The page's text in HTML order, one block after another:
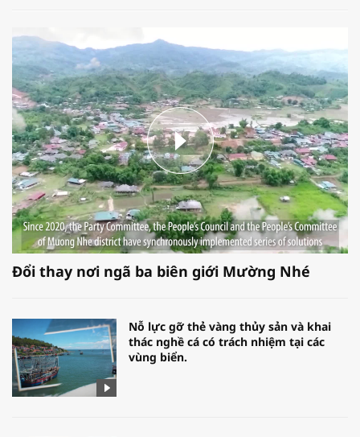
Đổi thay nơi ngã ba biên giới Mường Nhé
Nỗ lực gỡ thẻ vàng thủy sản và khai
thác nghề cá có trách nhiệm tại các
vùng biển.